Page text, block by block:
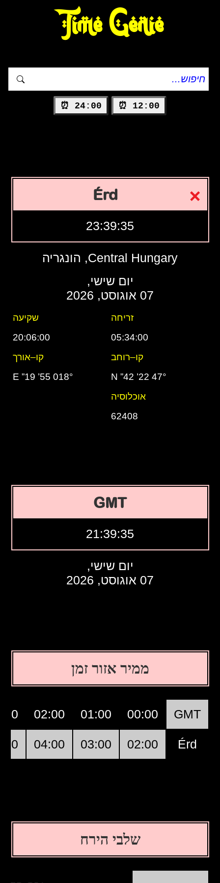
Time Genie
12:00 ⏰
24:00 ⏰
Érd
23:39:35
Central Hungary, הונגריה
יום שישי,
07 אוגוסט, 2026
זריחה
שקיעה
05:34:00
20:06:00
קו–רוחב
קו–אורך
47° 22’ 42” N
018° 55’ 19” E
אוכלוסיה
62408
GMT
21:39:35
יום שישי,
07 אוגוסט, 2026
ממיר אזור זמן
GMT
00:00
01:00
02:00
Érd
02:00
03:00
04:00
שלבי הירח